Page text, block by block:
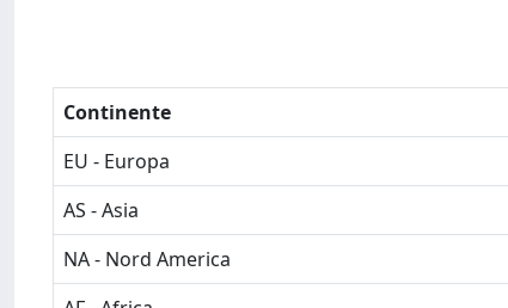
Continente
EU - Europa
AS - Asia
NA - Nord America